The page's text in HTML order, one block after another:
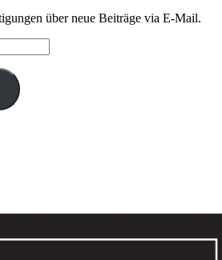
über neue Beiträge via E-Mail.